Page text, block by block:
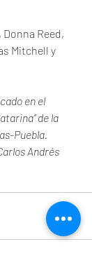
Reed,
Mitchell y
en el
de la
Puebla.
Andrés